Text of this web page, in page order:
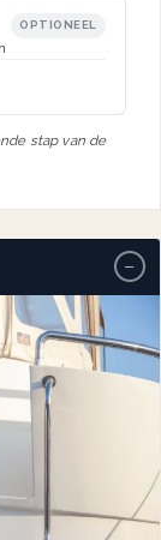
OPTIONEEL
stap van de
−